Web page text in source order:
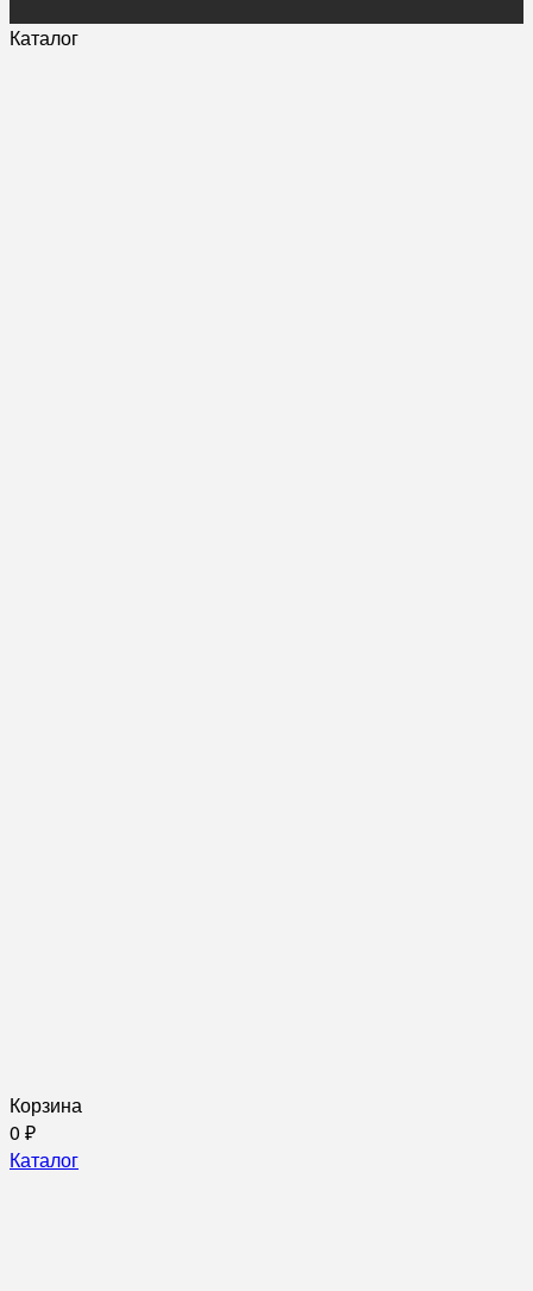
Каталог
Корзина
0 ₽
Каталог